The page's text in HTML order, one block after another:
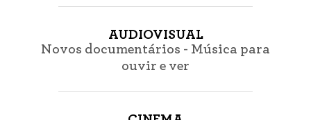
AUDIOVISUAL
Novos documentários - Música para
ouvir e ver